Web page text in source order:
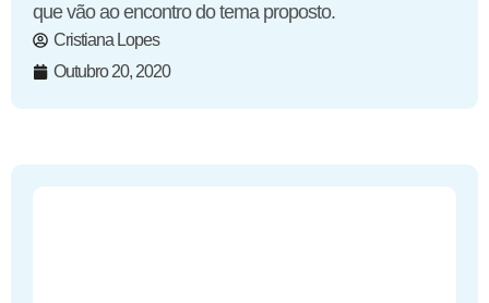
que vão ao encontro do tema proposto.
Cristiana Lopes
Outubro 20, 2020